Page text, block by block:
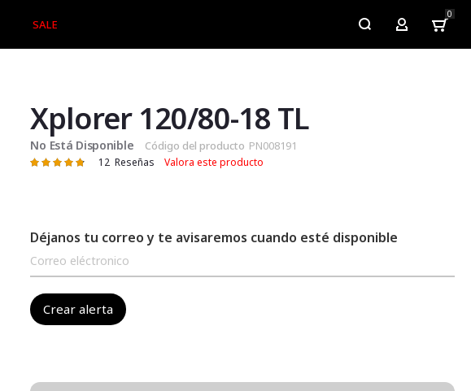
SALE My Account
0
Xplorer 120/80-18 TL
No Está Disponible Código del producto PN008191
Valoración: 12 Reseñas Valora este producto
Déjanos tu correo y te avisaremos cuando esté disponible